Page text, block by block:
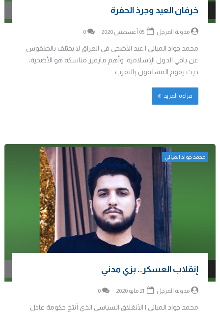
خرفان العيد وجرذ الحفرة
مدونة المرجل 0
محمد جواد الميالي | عيد الأضحى في العراق لا يختلف بالطقوس
عن باقي الدول الإسلامية، وأهم مايميز مناسكه هو الأضحية،
حيث يقوم المسلمون بالتقرب ...
قراءة المزيد
محمد جواد الميالي
إنقلاب العسكر.. بزي مدني
مدونة المرجل 0
محمد جواد الميالي | الأنغلاق السياسي الذي أنتج حكومة عادل